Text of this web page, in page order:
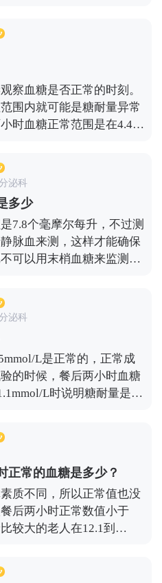
，可以给出患者是糖尿病
。
察血糖是否正常的时刻。
围内就可能是糖耐量异常
时血糖正常范围是在4.4到
否则会发展成糖尿病。如
，就可以判断为其为糖尿
，要低糖低脂饮食，加强
泌科
多少
7.8个毫摩尔每升，不过测
脉血来测，这样才能确保
可以用末梢血糖来监测的
的波动，而且饮食因素和
因此，对于糖尿病患者进
判断血糖值是否正常，患
血糖值判断，一般在正常
泌科
L是正常的，正常成
的时候，餐后两小时血糖
L时说明糖耐量是有
多食、体重减轻等，就说
而指测血糖是日常监测血
判定方法，因此建议患者
糖以及餐后两小时血糖，
。
正常的血糖是多少？
质不同，所以正常值也没
后两小时正常数值小于
较大的老人在12.1到
后血糖数据有一定的影
病人一定要注意定期监测